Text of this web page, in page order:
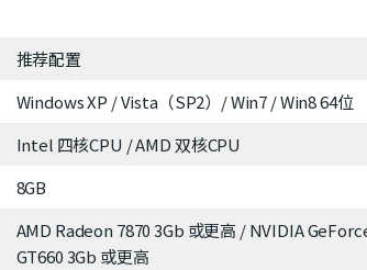
推荐配置
Windows XP / Vista（SP2）/ Win7 / Win8 64位
Intel 四核CPU / AMD 双核CPU
8GB
AMD Radeon 7870 3Gb 或更高 / NVIDIA
GT660 3Gb 或更高